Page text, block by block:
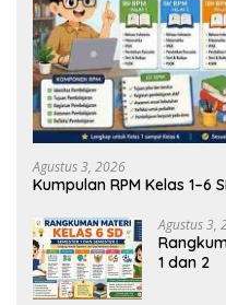
Agustus 3, 2026
Kumpulan RPM Kelas 1–6
Agustus 3,
1 dan 2